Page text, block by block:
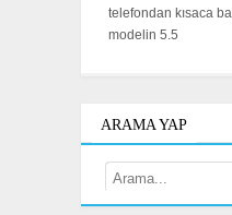
telefondan kısaca
modelin 5.5
ARAMA YAP